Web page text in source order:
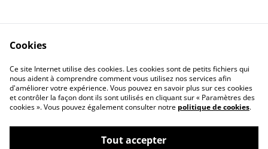
Contact Us
Legal Terms
Privacy Policy
Cookie Policy
Cookies
Ce site Internet utilise des cookies. Les cookies sont de petits fichiers qui
nous aident à comprendre comment vous utilisez nos services afin
d'améliorer votre expérience. Vous pouvez en savoir plus sur ces cookies
et contrôler la façon dont ils sont utilisés en cliquant sur « Paramètres des
cookies ». Vous pouvez également consulter notre politique de cookies.
Tout accepter